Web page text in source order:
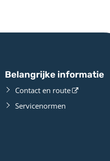
Belangrijke informatie
Contact en route
Servicenormen